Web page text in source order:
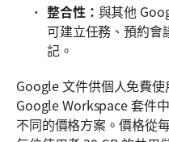
整合性： 與其他
可建立任務、預約
記。
Google 文件供個人免費
Google Workspace 套件
不同的價格方案。價格從